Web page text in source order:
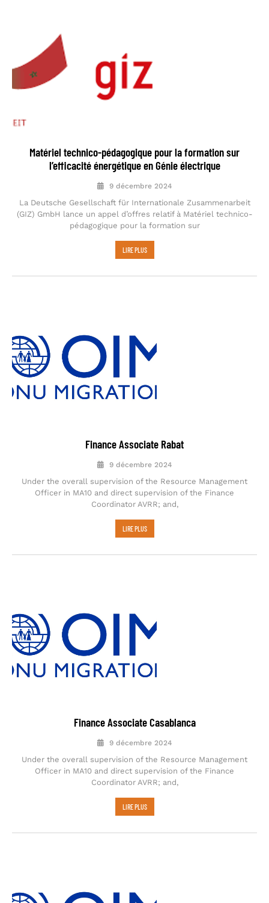
Matériel technico-pédagogique pour la formation sur
l’efficacité énergétique en Génie électrique
9 décembre 2024
La Deutsche Gesellschaft für Internationale Zusammenarbeit
(GIZ) GmbH lance un appel d’offres relatif à Matériel technico-
pédagogique pour la formation sur
LIRE PLUS
Finance Associate Rabat
9 décembre 2024
Under the overall supervision of the Resource Management
Officer in MA10 and direct supervision of the Finance
Coordinator AVRR; and,
LIRE PLUS
Finance Associate Casablanca
9 décembre 2024
Under the overall supervision of the Resource Management
Officer in MA10 and direct supervision of the Finance
Coordinator AVRR; and,
LIRE PLUS